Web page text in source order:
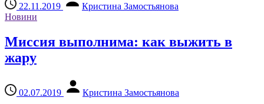
22.11.2019
Кристина Замостьянова
Новини
Миссия выполнима: как выжить в
жару
02.07.2019 Кристина Замостьянова